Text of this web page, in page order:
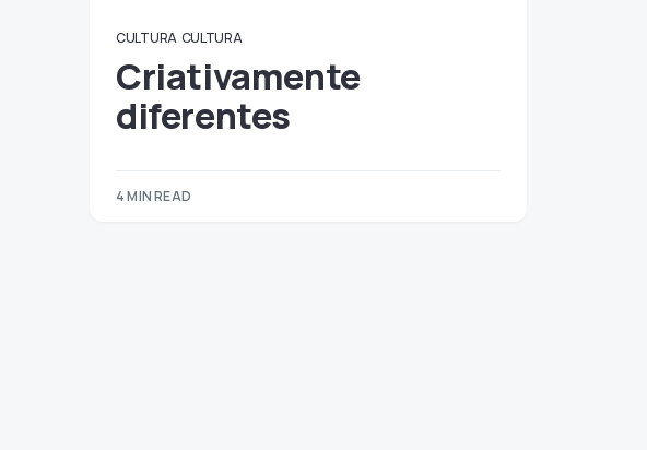
CULTURA CULTURA
Criativamente
diferentes
4 MIN READ